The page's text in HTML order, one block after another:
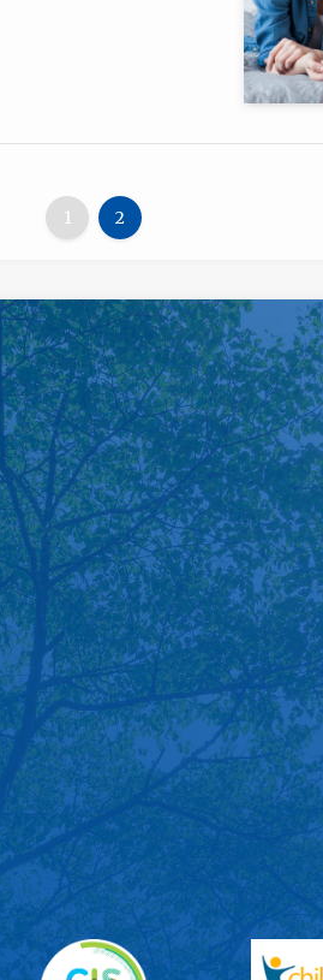
1 2